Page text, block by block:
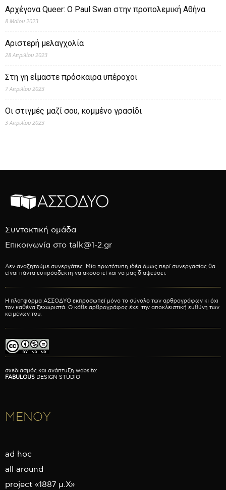
Αρχέγονα Queer: O Paul Swan στην προπολεμική Αθήνα
8 Μαΐου 2023
Αριστερή μελαγχολία
28 Απριλίου 2023
Στη γη είμαστε πρόσκαιρα υπέροχοι
7 Απριλίου 2023
Οι στιγμές μαζί σου, κομμένο γρασίδι
3 Απριλίου 2023
Συντακτική ομάδα
Επικοινωνία στο talk@1-2.gr
Δεν αναζητούμε συνεργάτες. Μία πρωτότυπη ιδέα όμως περί συνεργασίας θα
είναι πάντα ευπρόσδεκτη να ακουστεί και να μας διαψεύσει.
Η πλατφόρμα ΑΣΣΟΔΥΟ εκπροσωπεί μόνο το σύνολο των αρθρογράφων κι όχι
τον καθένα ξεχωριστά. Ο κάθε αρθρογράφος έχει την αποκλειστική ευθύνη των
κειμένων του.
σχεδιασμός και ανάπτυξη website:
FABULOUS DESIGN STUDIO
ΜΕΝΟΥ
ad hoc
all around
project «1887 μ.Χ»